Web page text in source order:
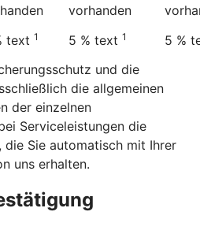
vorhanden
text 1 5 % text 1 5 %
und die
die allgemeinen
der einzelnen
Serviceleistungen die
die Sie automatisch mit Ihrer
uns erhalten.